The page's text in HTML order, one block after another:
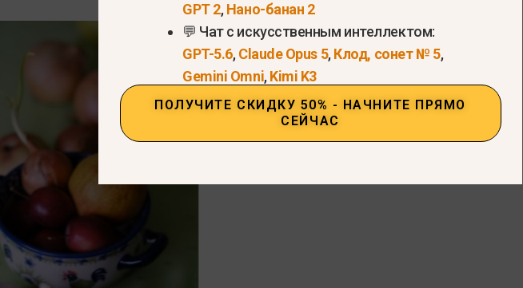
GPT 2,Нано-банан 2
💬 Чат с искусственным интеллектом:
GPT-5.6,Claude Opus 5,Клод, сонет № 5,
Gemini Omni,Kimi K3
ПОЛУЧИТЕ СКИДКУ 50% - НАЧНИТЕ ПРЯМО
СЕЙЧАС